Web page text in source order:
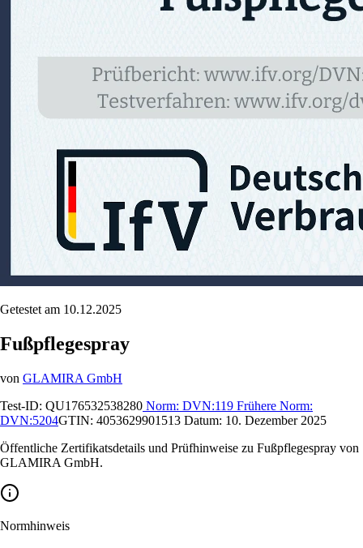
Getestet am 10.12.2025
Fußpflegespray
von GLAMIRA GmbH
Test-ID: QU176532538280 Norm: DVN:119 Frühere Norm:
DVN:5204GTIN: 4053629901513 Datum: 10. Dezember 2025
Öffentliche Zertifikatsdetails und Prüfhinweise zu Fußpflegespray von
GLAMIRA GmbH.
Normhinweis